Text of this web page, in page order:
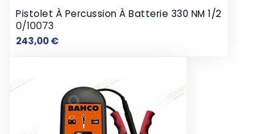
Pistolet À Percussion À Batterie 330 NM 1/2
0/10073
243,00 €Prix